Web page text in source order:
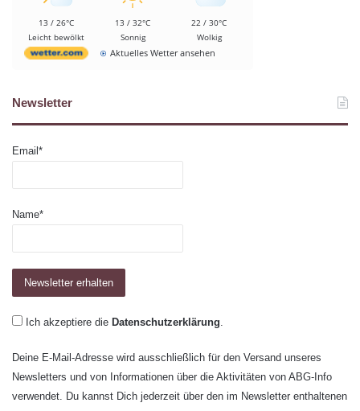
13 / 26°C
Leicht bewölkt
13 / 32°C
Sonnig
22 / 30°C
Wolkig
Aktuelles Wetter ansehen
Newsletter
Email*
Name*
Ich akzeptiere die Datenschutzerklärung.
Deine E-Mail-Adresse wird ausschließlich für den Versand unseres
Newsletters und von Informationen über die Aktivitäten von ABG-Info
verwendet. Du kannst Dich jederzeit über den im Newsletter enthaltenen